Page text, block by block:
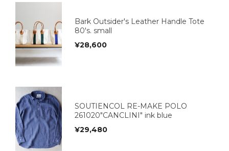
Bark Outsider's Leather Handle Tote
80's. small
¥28,600
SOUTIENCOL RE-MAKE POLO
261020"CANCLINI" ink blue
¥29,480